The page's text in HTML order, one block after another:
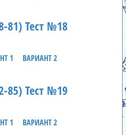
81) Тест №18
1 ВАРИАНТ 2
85) Тест №19
1 ВАРИАНТ 2